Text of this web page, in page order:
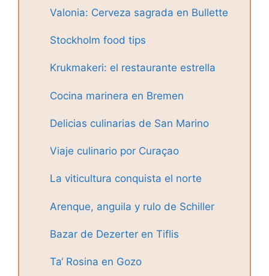
Valonia: Cerveza sagrada en Bullette
Stockholm food tips
Krukmakeri: el restaurante estrella
Cocina marinera en Bremen
Delicias culinarias de San Marino
Viaje culinario por Curaçao
La viticultura conquista el norte
Arenque, anguila y rulo de Schiller
Bazar de Dezerter en Tiflis
Ta‘ Rosina en Gozo